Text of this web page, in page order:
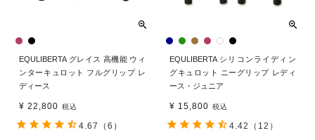
EQULIBERTA グレイス 高機能 ウィ
ンターキュロット フルグリップ レ
ディース
¥ 22,800 税込
4.67 （6）
EQULIBERTA シリコンライディン
グキュロット ニーグリップ レディ
ース・ジュニア
¥ 15,800 税込
4.42 （12）